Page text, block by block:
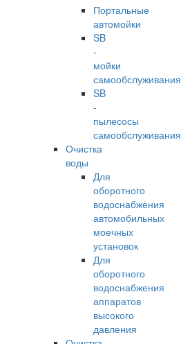
Портальные
автомойки
SB
-
мойки
самообслуживания
SB
-
пылесосы
самообслуживания
Очистка
воды
Для
оборотного
водоснабжения
автомобильных
моечных
установок
Для
оборотного
водоснабжения
аппаратов
высокого
давления